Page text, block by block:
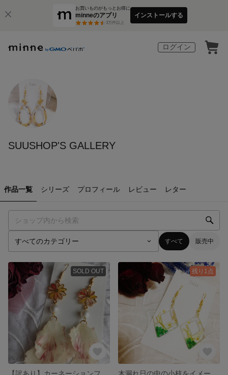
お買いものがもっとお得に
minneのアプリ
3万件以上
インストールする
ログイン
SUUSHOP'S GALLERY
作品一覧 シリーズ プロフィール レビュー レター
すべて 販売中
SOLD OUT 残り1点